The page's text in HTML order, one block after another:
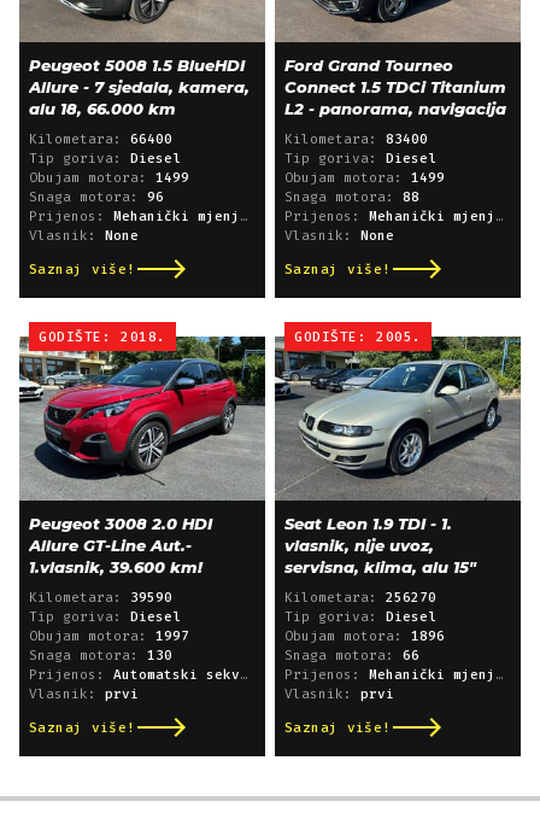
Peugeot 5008 1.5 BlueHDI
Allure - 7 sjedala, kamera,
alu 18, 66.000 km
Kilometara: 66400
Tip goriva: Diesel
Obujam motora: 1499
Snaga motora: 96
Prijenos: Mehanički mjenjač
Vlasnik: None
Saznaj više!
Ford Grand Tourneo
Connect 1.5 TDCi Titanium
L2 - panorama, navigacija
Kilometara: 83400
Tip goriva: Diesel
Obujam motora: 1499
Snaga motora: 88
Prijenos: Mehanički mjenjač
Vlasnik: None
Saznaj više!
GODIŠTE: 2018.
Peugeot 3008 2.0 HDI
Allure GT-Line Aut.-
1.vlasnik, 39.600 km!
Kilometara: 39590
Tip goriva: Diesel
Obujam motora: 1997
Snaga motora: 130
Prijenos: Automatski sekvencijski
Vlasnik: prvi
Saznaj više!
GODIŠTE: 2005.
Seat Leon 1.9 TDI - 1.
vlasnik, nije uvoz,
servisna, klima, alu 15"
Kilometara: 256270
Tip goriva: Diesel
Obujam motora: 1896
Snaga motora: 66
Prijenos: Mehanički mjenjač
Vlasnik: prvi
Saznaj više!